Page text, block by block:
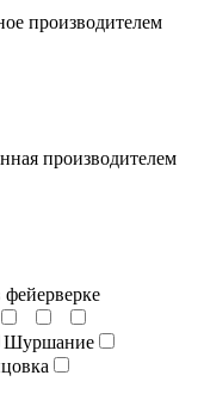
производителем
производителем
Шуршание